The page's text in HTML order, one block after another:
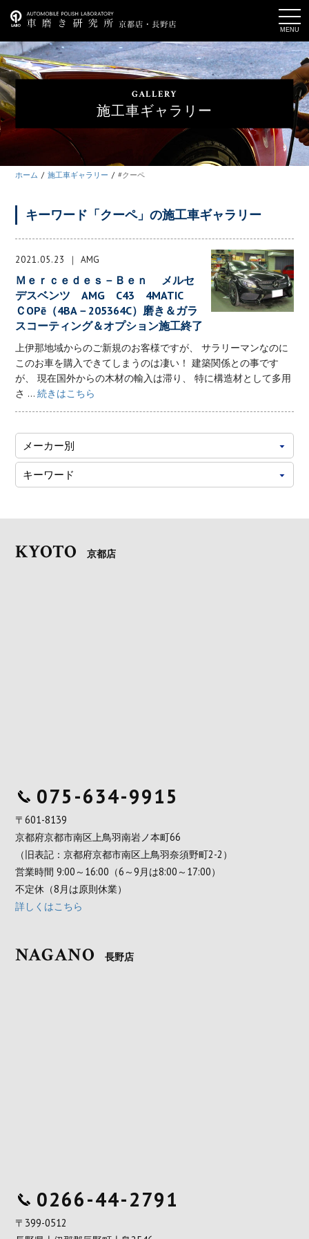
t
o
g
g
l
e
n
a
a
t
i
o
n
GALLERY
施工車ギャラリー
ホーム 施工車ギャラリー #クーペ
キーワード「クーペ」の施工車ギャラリー
2021.05.23 AMG
Ｍｅｒｃｅｄｅｓ－Ｂｅｎ メルセ
デスベンツ AMG C43 4MATIC
ＣOPē（4BA－205364C）磨き＆ガラ
スコーティング＆オプション施工終了
上伊那地域からのご新規のお客様ですが、 サラリーマンなのに
このお車を購入できてしまうのは凄い！ 建築関係との事です
が、 現在国外からの木材の輸入は滞り、 特に構造材として多用
さ ...続きはこちら
KYOTO 京都店
075-634-9915
〒601-8139
京都府京都市南区上鳥羽南岩ノ本町66
（旧表記：京都府京都市南区上鳥羽奈須野町2-2）
営業時間 9:00～16:00（6～9月は8:00～17:00）
不定休（8月は原則休業）
詳しくはこちら
NAGANO 長野店
0266-44-2791
〒399-0512